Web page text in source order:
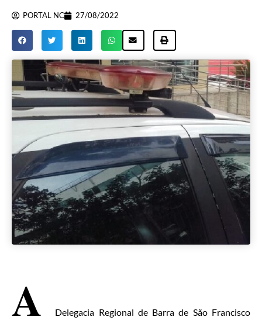
PORTAL NC 27/08/2022
A Delegacia Regional de Barra de São Francisco